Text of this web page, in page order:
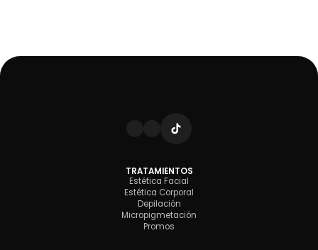
TRATAMIENTOS
Estética Facial
Estética Corporal
Depilación
Micropigmetación
Promos